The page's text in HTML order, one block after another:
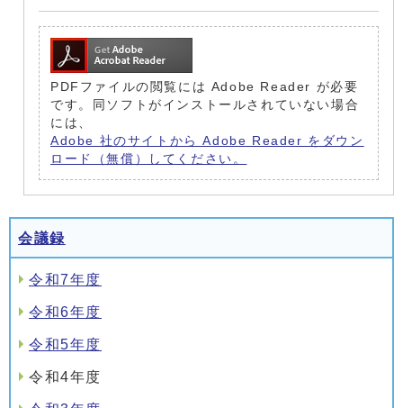
PDFファイルの閲覧には Adobe Reader が必要
です。同ソフトがインストールされていない場合
には、
Adobe 社のサイトから Adobe Reader をダウン
ロード（無償）してください。
会議録
令和7年度
令和6年度
令和5年度
令和4年度